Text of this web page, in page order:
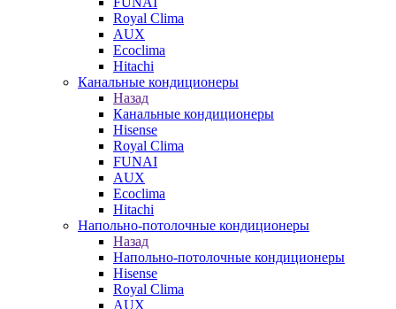
Royal Clima
AUX
Ecoclima
Hitachi
Канальные кондиционеры
Назад
Канальные кондиционеры
Hisense
Royal Clima
FUNAI
AUX
Ecoclima
Hitachi
Напольно-потолочные кондиционеры
Назад
Напольно-потолочные кондиционеры
Hisense
Royal Clima
AUX